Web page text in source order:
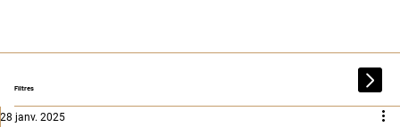
Filtres
28 janv. 2025